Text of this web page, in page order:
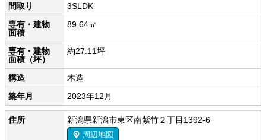
間取り
3SLDK
専有・建物
面積
89.64㎡
専有・建物
面積（坪）
約27.11坪
構造
木造
築年月
2023年12月
住所 新潟県新潟市東区南紫竹２丁目1392-6
周辺地図